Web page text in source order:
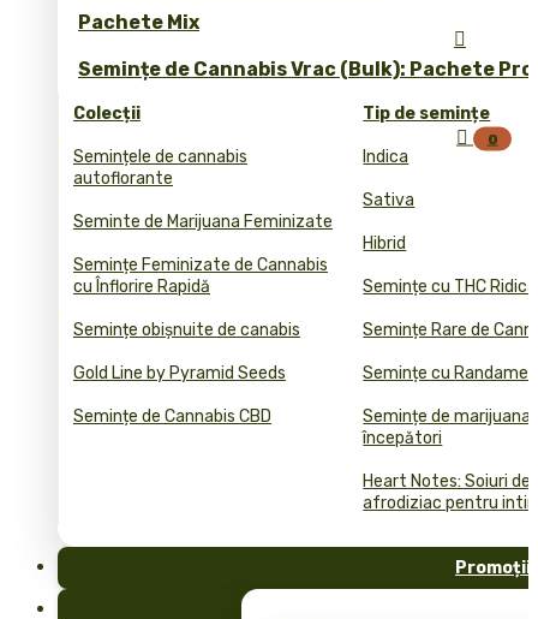
Pachete Mix
Semințe de Cannabis Vrac (Bulk): Pachete
Colecții
Semințele de cannabis
autoflorante
Seminte de Marijuana Feminizate
Semințe Feminizate de Cannabis
cu Înflorire Rapidă
Semințe obișnuite de canabis
Gold Line by Pyramid Seeds
Semințe de Cannabis CBD
Tip de semințe
Indica
Sativa
Hibrid
Semințe cu THC
Semințe Rare de
Semințe cu
Semințe de marijuana
începători
Heart Notes: Soiuri de
afrodiziac pentru
Promoții

 0